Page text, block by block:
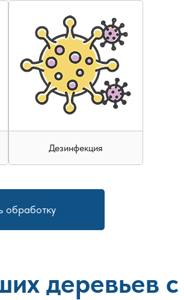
Дезинфекция
обработку
деревьев